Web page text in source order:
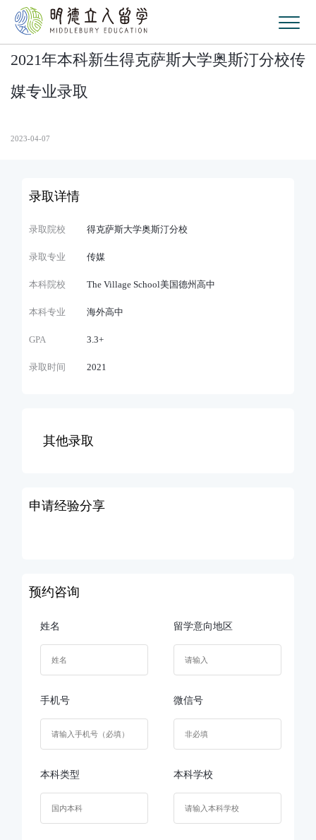
2021年本科新生得克萨斯大学奥斯汀分校传
媒专业录取
2023-04-07
录取详情
录取院校 得克萨斯大学奥斯汀分校
录取专业 传媒
本科院校 The Village School美国德州高中
本科专业 海外高中
GPA 3.3+
录取时间 2021
其他录取
申请经验分享
预约咨询
姓名 留学意向地区
手机号 微信号
本科类型 本科学校